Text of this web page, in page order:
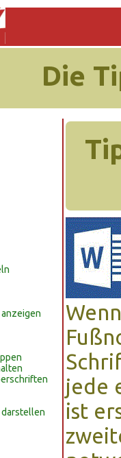
Die
jede
ist